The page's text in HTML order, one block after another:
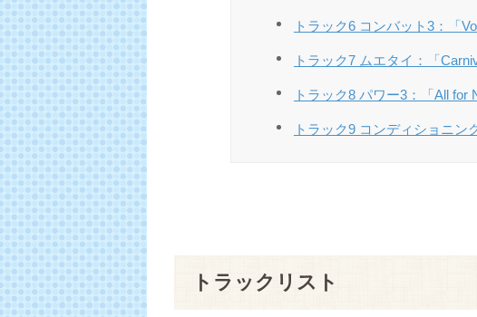
トラック6 コンバット3：「
トラック7 ムエタイ：「
トラック8 パワー3：「All for
トラック9 コンディショニン
トラックリスト